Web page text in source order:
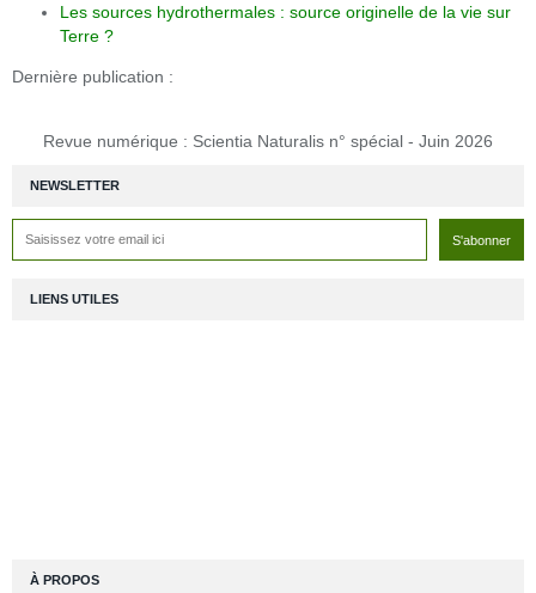
NEWSLETTER
Les sources hydrothermales : source originelle de la vie sur
Terre ?
Dernière publication :
Revue numérique : Scientia Naturalis n° spécial - Juin 2026
LIENS UTILES
À PROPOS